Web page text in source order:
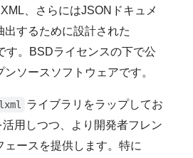
、さらにはJSONドキュメ
出するために設計された
す。BSDライセンスの下で公
ソースソフトウェアです。
lxml ライブラリをラップしてお
用しつつ、より開発者フレン
ェースを提供します。特に